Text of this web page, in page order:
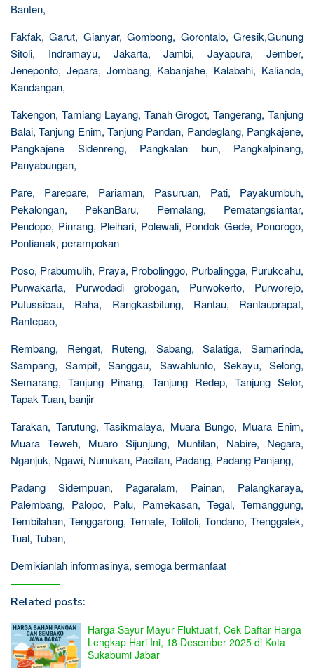
Banten,
Fakfak, Garut, Gianyar, Gombong, Gorontalo, Gresik,Gunung
Sitoli, Indramayu, Jakarta, Jambi, Jayapura, Jember,
Jeneponto, Jepara, Jombang, Kabanjahe, Kalabahi, Kalianda,
Kandangan,
Takengon, Tamiang Layang, Tanah Grogot, Tangerang, Tanjung
Balai, Tanjung Enim, Tanjung Pandan, Pandeglang, Pangkajene,
Pangkajene Sidenreng, Pangkalan bun, Pangkalpinang,
Panyabungan,
Pare, Parepare, Pariaman, Pasuruan, Pati, Payakumbuh,
Pekalongan, PekanBaru, Pemalang, Pematangsiantar,
Pendopo, Pinrang, Pleihari, Polewali, Pondok Gede, Ponorogo,
Pontianak, perampokan
Poso, Prabumulih, Praya, Probolinggo, Purbalingga, Purukcahu,
Purwakarta, Purwodadi grobogan, Purwokerto, Purworejo,
Putussibau, Raha, Rangkasbitung, Rantau, Rantauprapat,
Rantepao,
Rembang, Rengat, Ruteng, Sabang, Salatiga, Samarinda,
Sampang, Sampit, Sanggau, Sawahlunto, Sekayu, Selong,
Semarang, Tanjung Pinang, Tanjung Redep, Tanjung Selor,
Tapak Tuan, banjir
Tarakan, Tarutung, Tasikmalaya, Muara Bungo, Muara Enim,
Muara Teweh, Muaro Sijunjung, Muntilan, Nabire, Negara,
Nganjuk, Ngawi, Nunukan, Pacitan, Padang, Padang Panjang,
Padang Sidempuan, Pagaralam, Painan, Palangkaraya,
Palembang, Palopo, Palu, Pamekasan, Tegal, Temanggung,
Tembilahan, Tenggarong, Ternate, Tolitoli, Tondano, Trenggalek,
Tual, Tuban,
Demikianlah informasinya, semoga bermanfaat
Related posts:
Harga Sayur Mayur Fluktuatif, Cek Daftar Harga
Lengkap Hari Ini, 18 Desember 2025 di Kota
Sukabumi Jabar